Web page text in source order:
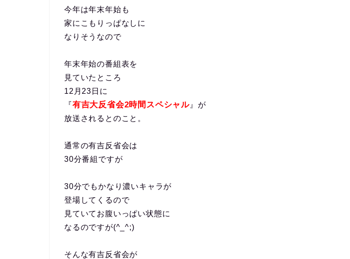
今年は年末年始も
家にこもりっぱなしに
なりそうなので
年末年始の番組表を
見ていたところ
12月23日に
『有吉大反省会2時間スペシャル 』が
放送されるとのこと。
通常の有吉反省会は
30分番組ですが
30分でもかなり濃いキャラが
登場してくるので
見ていてお腹いっぱい状態に
なるのですが(^_^;)
そんな有吉反省会が